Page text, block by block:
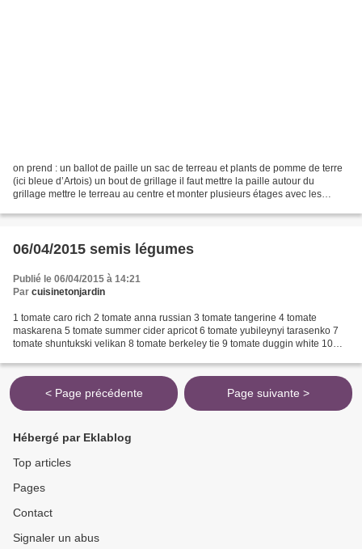
on prend : un ballot de paille un sac de terreau et plants de pomme de terre
(ici bleue d’Artois) un bout de grillage il faut mettre la paille autour du
grillage mettre le terreau au centre et monter plusieurs étages avec les
06/04/2015 semis légumes
Publié le 06/04/2015 à 14:21
Par cuisinetonjardin
1 tomate caro rich 2 tomate anna russian 3 tomate tangerine 4 tomate
maskarena 5 tomate summer cider apricot 6 tomate yubileynyi tarasenko 7
tomate shuntukski velikan 8 tomate berkeley tie 9 tomate duggin white 10
< Page précédente Page suivante >
Hébergé par Eklablog
Top articles
Pages
Contact
Signaler un abus